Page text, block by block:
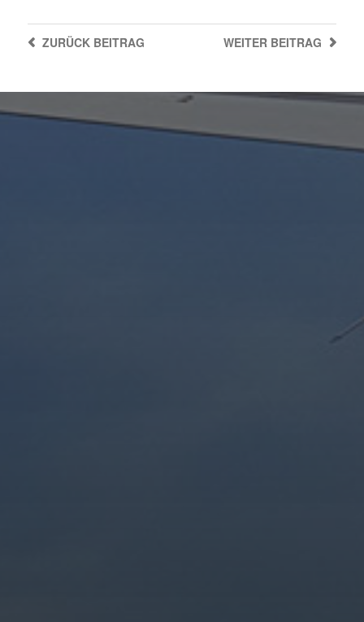
WEITER BEITRAG
ZURÜCKBEITRAG